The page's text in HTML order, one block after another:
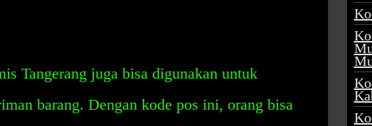
Tangerang juga bisa digunakan untuk
barang. Dengan kode pos ini, orang bisa